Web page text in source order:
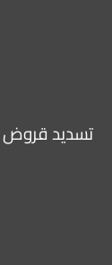
تسديد قروض بنكيه